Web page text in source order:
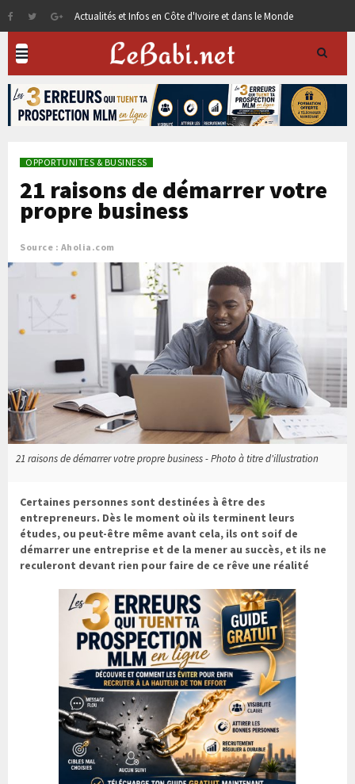
Actualités et Infos en Côte d'Ivoire et dans le Monde
OPPORTUNITES & BUSINESS
21 raisons de démarrer votre
propre business
Source : Aholia.com
21 raisons de démarrer votre propre business - Photo à titre d'illustration
Certaines personnes sont destinées à être des
entrepreneurs. Dès le moment où ils terminent leurs
études, ou peut-être même avant cela, ils ont soif de
démarrer une entreprise et de la mener au succès, et ils ne
reculeront devant rien pour faire de ce rêve une réalité